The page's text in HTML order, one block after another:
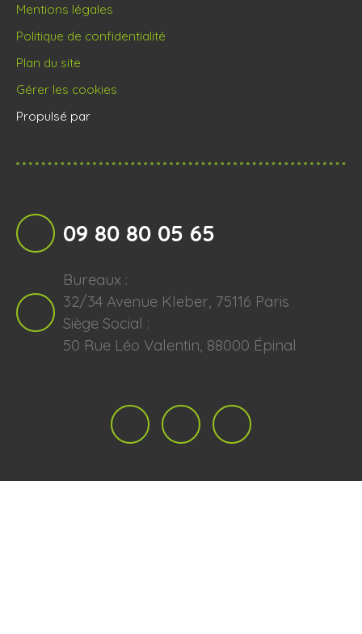
Mentions légales
Politique de confidentialité
Plan du site
Gérer les cookies
Propulsé par
09 80 80 05 65
Bureaux :
32/34 Avenue Kleber, 75116 Paris
Siège Social :
50 Rue Léo Valentin, 88000 Épinal